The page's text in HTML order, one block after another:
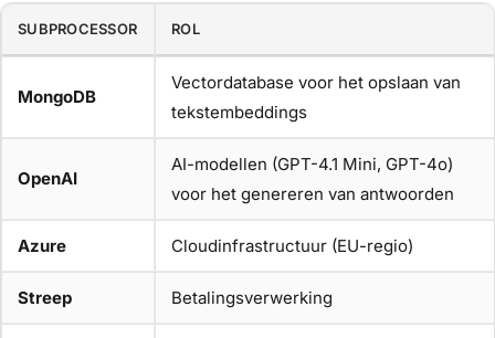
SUBPROCESSOR ROL
MongoDB
Vectordatabase voor het opslaan van
tekstembeddings
OpenAI
AI-modellen (GPT-4.1 Mini, GPT-4o)
voor het genereren van antwoorden
Azure Cloudinfrastructuur (EU-regio)
Streep Betalingsverwerking